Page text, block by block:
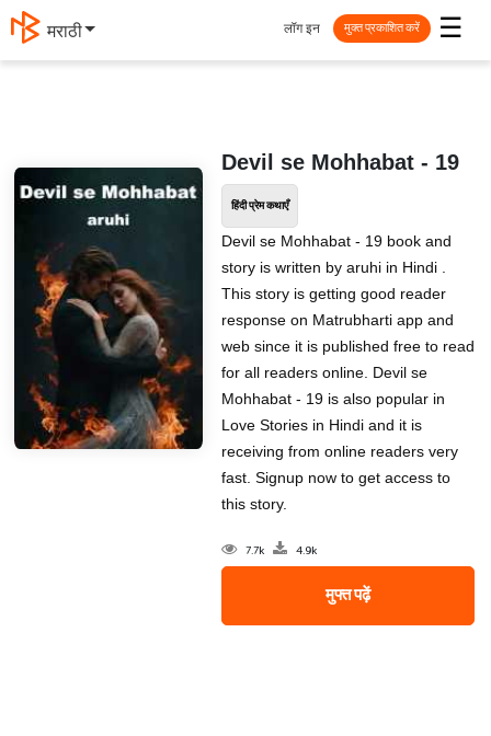
मराठी ☰
लॉग इन मुक्त प्रकाशित करें
Devil se Mohhabat - 19
हिंदी प्रेम कथाएँ
Devil se Mohhabat - 19 book and
story is written by aruhi in Hindi .
This story is getting good reader
response on Matrubharti app and
web since it is published free to read
for all readers online. Devil se
Mohhabat - 19 is also popular in
Love Stories in Hindi and it is
receiving from online readers very
fast. Signup now to get access to
this story.
7.7k 4.9k
मुफ्त पढ़ें